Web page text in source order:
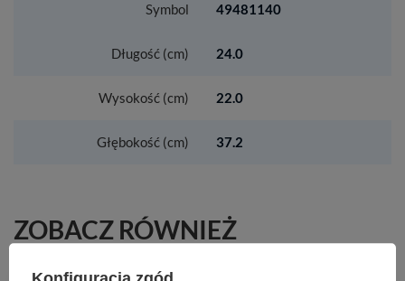
Symbol 49481140
Długość (cm) 24.0
Wysokość (cm) 22.0
Głębokość (cm) 37.2
ZOBACZ RÓWNIEŻ